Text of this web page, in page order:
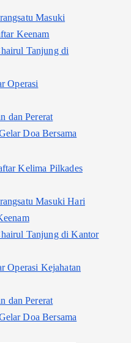
Masuki
Keenam
Tanjung di
Operasi
dan Pererat
Doa Bersama
Kelima Pilkades
Masuki Hari
Tanjung di Kantor
Operasi Kejahatan
dan Pererat
Doa Bersama